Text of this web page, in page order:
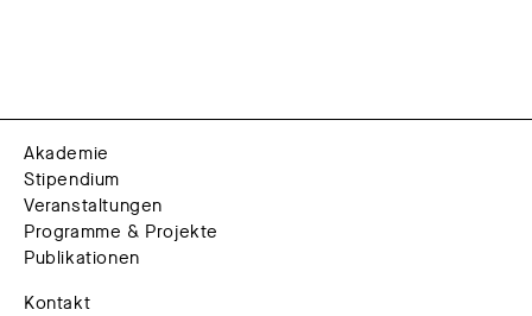
Akademie
Stipendium
Veranstaltungen
Programme & Projekte
Publikationen
Kontakt